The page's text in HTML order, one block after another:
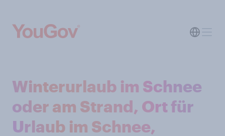
Winterurlaub im Schnee
oder am Strand, Ort für
Urlaub im Schnee,